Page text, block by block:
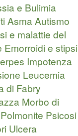
e Bulimia
AsmaAutismo
e malattie del
Emorroidi e stipsi
Impotenza
Leucemia
di Fabry
Morbo di
Polmonite Psicosi
Ulcera